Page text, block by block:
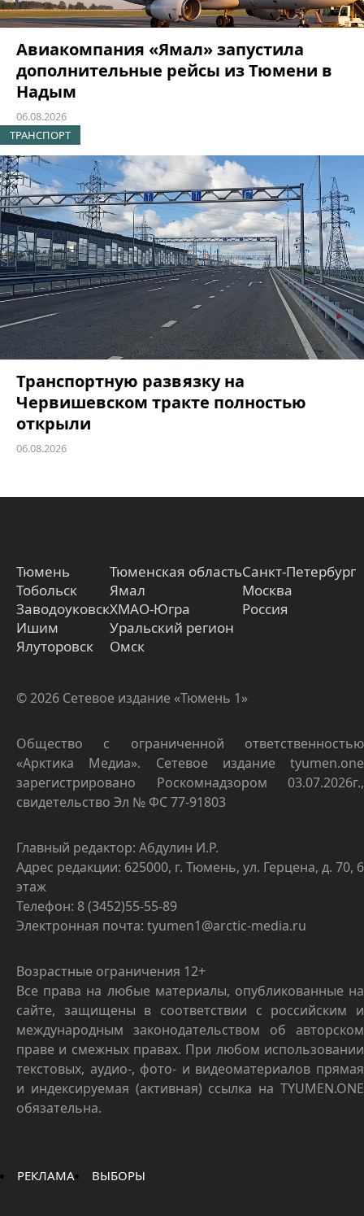
Авиакомпания «Ямал» запустила
дополнительные рейсы из Тюмени в
Надым
06.08.2026
ТРАНСПОРТ
Транспортную развязку на
Червишевском тракте полностью
открыли
06.08.2026
Тюмень
Тобольск
Заводоуковск
Ишим
Ялуторовск
Тюменская область
Ямал
ХМАО-Югра
Уральский регион
Омск
Санкт-Петербург
Москва
Россия
© 2026 Сетевое издание «Тюмень 1»
Общество с ограниченной ответственностью
«Арктика Медиа». Сетевое издание tyumen.one
зарегистрировано Роскомнадзором 03.07.2026г.,
свидетельство Эл № ФС 77-91803
Главный редактор: Абдулин И.Р.
Адрес редакции: 625000, г. Тюмень, ул. Герцена, д. 70, 6
этаж
Телефон: 8 (3452)55-55-89
Электронная почта: tyumen1@arctic-media.ru
Возрастные ограничения 12+
Все права на любые материалы, опубликованные на
сайте, защищены в соответствии с российским и
международным законодательством об авторском
праве и смежных правах. При любом использовании
текстовых, аудио-, фото- и видеоматериалов прямая
и индексируемая (активная) ссылка на TYUMEN.ONE
обязательна.
РЕКЛАМА ВЫБОРЫ